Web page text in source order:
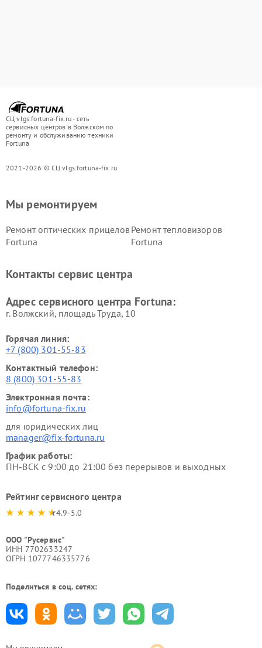
СЦ vlgs.fortuna-fix.ru - сеть
сервисных центров в Волжском по
ремонту и обслуживанию техники
Fortuna
2021-2026 © СЦ vlgs.fortuna-fix.ru
Мы ремонтируем
Ремонт оптических прицелов
Fortuna
Ремонт тепловизоров
Fortuna
Контакты сервис центра
Адрес сервисного центра Fortuna:
г. Волжский, площадь Труда, 10
Горячая линия:
+7 (800) 301-55-83
Контактный телефон:
8 (800) 301-55-83
Электронная почта:
info@fortuna-fix.ru
для юридических лиц
manager@fix-fortuna.ru
График работы:
ПН-ВСК с 9:00 до 21:00 без перерывов и выходных
Рейтинг сервисного центра
4.9-5.0
ООО "Русервис"
ИНН 7702633247
ОГРН 1077746335776
Поделиться в соц. сетях: